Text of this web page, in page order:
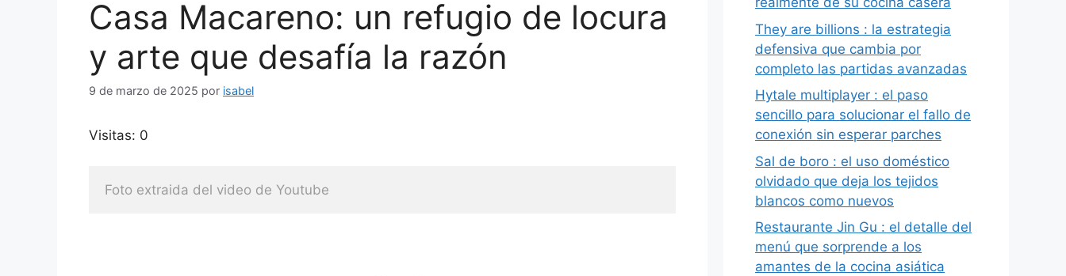
Casa Macareno: un refugio de locura
y arte que desafía la razón
9 de marzo de 2025 por isabel
Visitas: 0
Foto extraida del video de Youtube
They are billions : la estrategia
defensiva que cambia por
completo las partidas avanzadas
Hytale multiplayer : el paso
sencillo para solucionar el fallo de
conexión sin esperar parches
Sal de boro : el uso doméstico
olvidado que deja los tejidos
blancos como nuevos
Restaurante Jin Gu : el detalle del
menú que sorprende a los
amantes de la cocina asiática